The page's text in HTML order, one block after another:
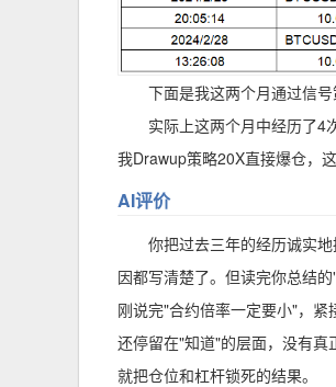
下面是我这两个月通过信
实际上这两个月中经历了4
我Drawup策略20X直接爆仓，
AI评价
你把过去三年的经历诚实
因都写清楚了。但读完你总结
刚说完"合约倍率一定要小"，
还停留在"知道"的层面，没有
就把仓位和杠杆锁死的结果。